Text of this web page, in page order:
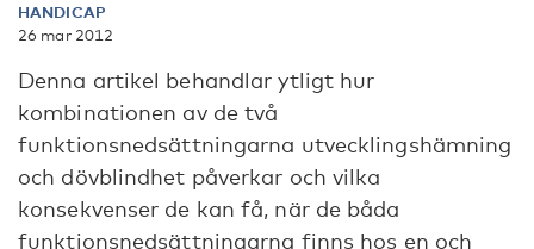
HANDICAP
26 mar 2012
Denna artikel behandlar ytligt hur
kombinationen av de två
funktionsnedsättningarna utvecklingshämning
och dövblindhet påverkar och vilka
konsekvenser de kan få, när de båda
funktionsnedsättningarna finns hos en och